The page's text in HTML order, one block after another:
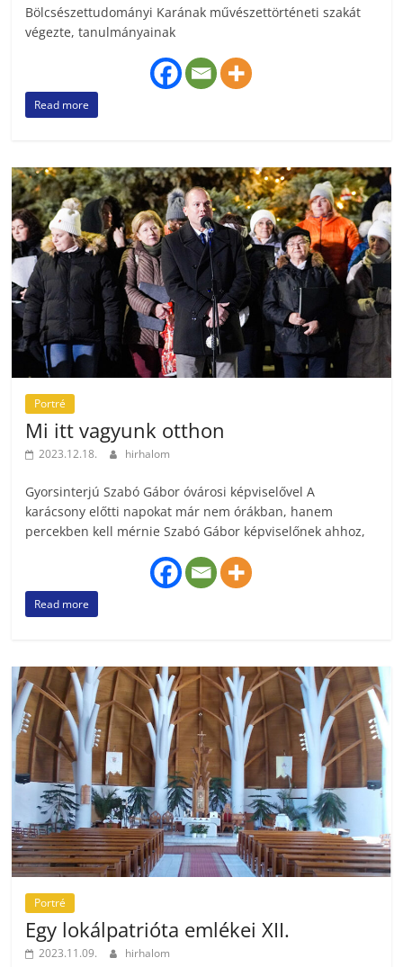
Bölcsészettudományi Karának művészettörténeti szakát
végezte, tanulmányainak
Read more
Portré
Mi itt vagyunk otthon
2023.12.18. hirhalom
Gyorsinterjú Szabó Gábor óvárosi képviselővel A
karácsony előtti napokat már nem órákban, hanem
percekben kell mérnie Szabó Gábor képviselőnek ahhoz,
Read more
Portré
Egy lokálpatrióta emlékei XII.
2023.11.09. hirhalom